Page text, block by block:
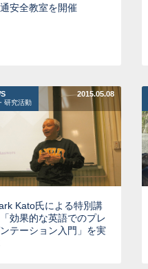
安全教室を開催
研究活動
2015.05.08
Kato氏による特別講
効果的な英語でのプレ
テーション入門」を実